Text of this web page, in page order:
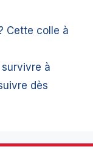
Cette colle à
à
dès